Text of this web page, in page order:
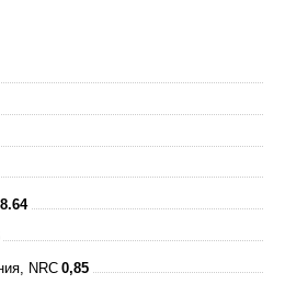
8.64
NRC 0,85